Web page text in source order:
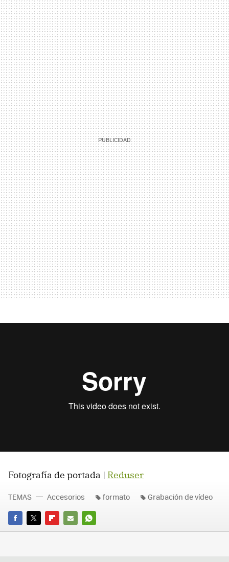
Fotografía de portada | Reduser
FACEBOOK
TWITTERFLIPBOARD
E-
WHATSAPP
TEMAS Accesorios formato Grabación de vídeo